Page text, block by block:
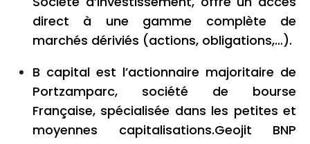
direct à une gamme complète de
marchés dériviés (actions, obligations,…).
B capital est l’actionnaire majoritaire de
Portzamparc, société de bourse
Française, spécialisée dans les petites et
moyennes capitalisations.Geojit BNP